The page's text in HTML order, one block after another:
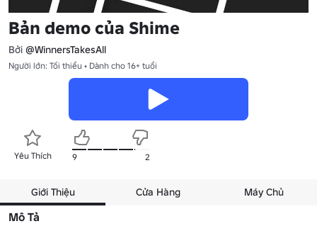
Bản demo của Shime
Bởi @WinnersTakesAll
Người lớn: Tối thiểu • Dành cho 16+ tuổi
Yêu Thích 9 2
Giới Thiệu Cửa Hàng Máy Chủ
Mô Tả